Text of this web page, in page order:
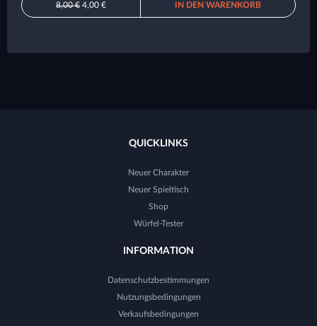
8,00 € 4,00 € IN DEN WARENKORB
QUICKLINKS
Neuer Charakter
Neuer Spieltisch
Shop
Würfel-Tester
INFORMATION
Datenschutzbestimmungen
Nutzungsbedingungen
Verkaufsbedingungen